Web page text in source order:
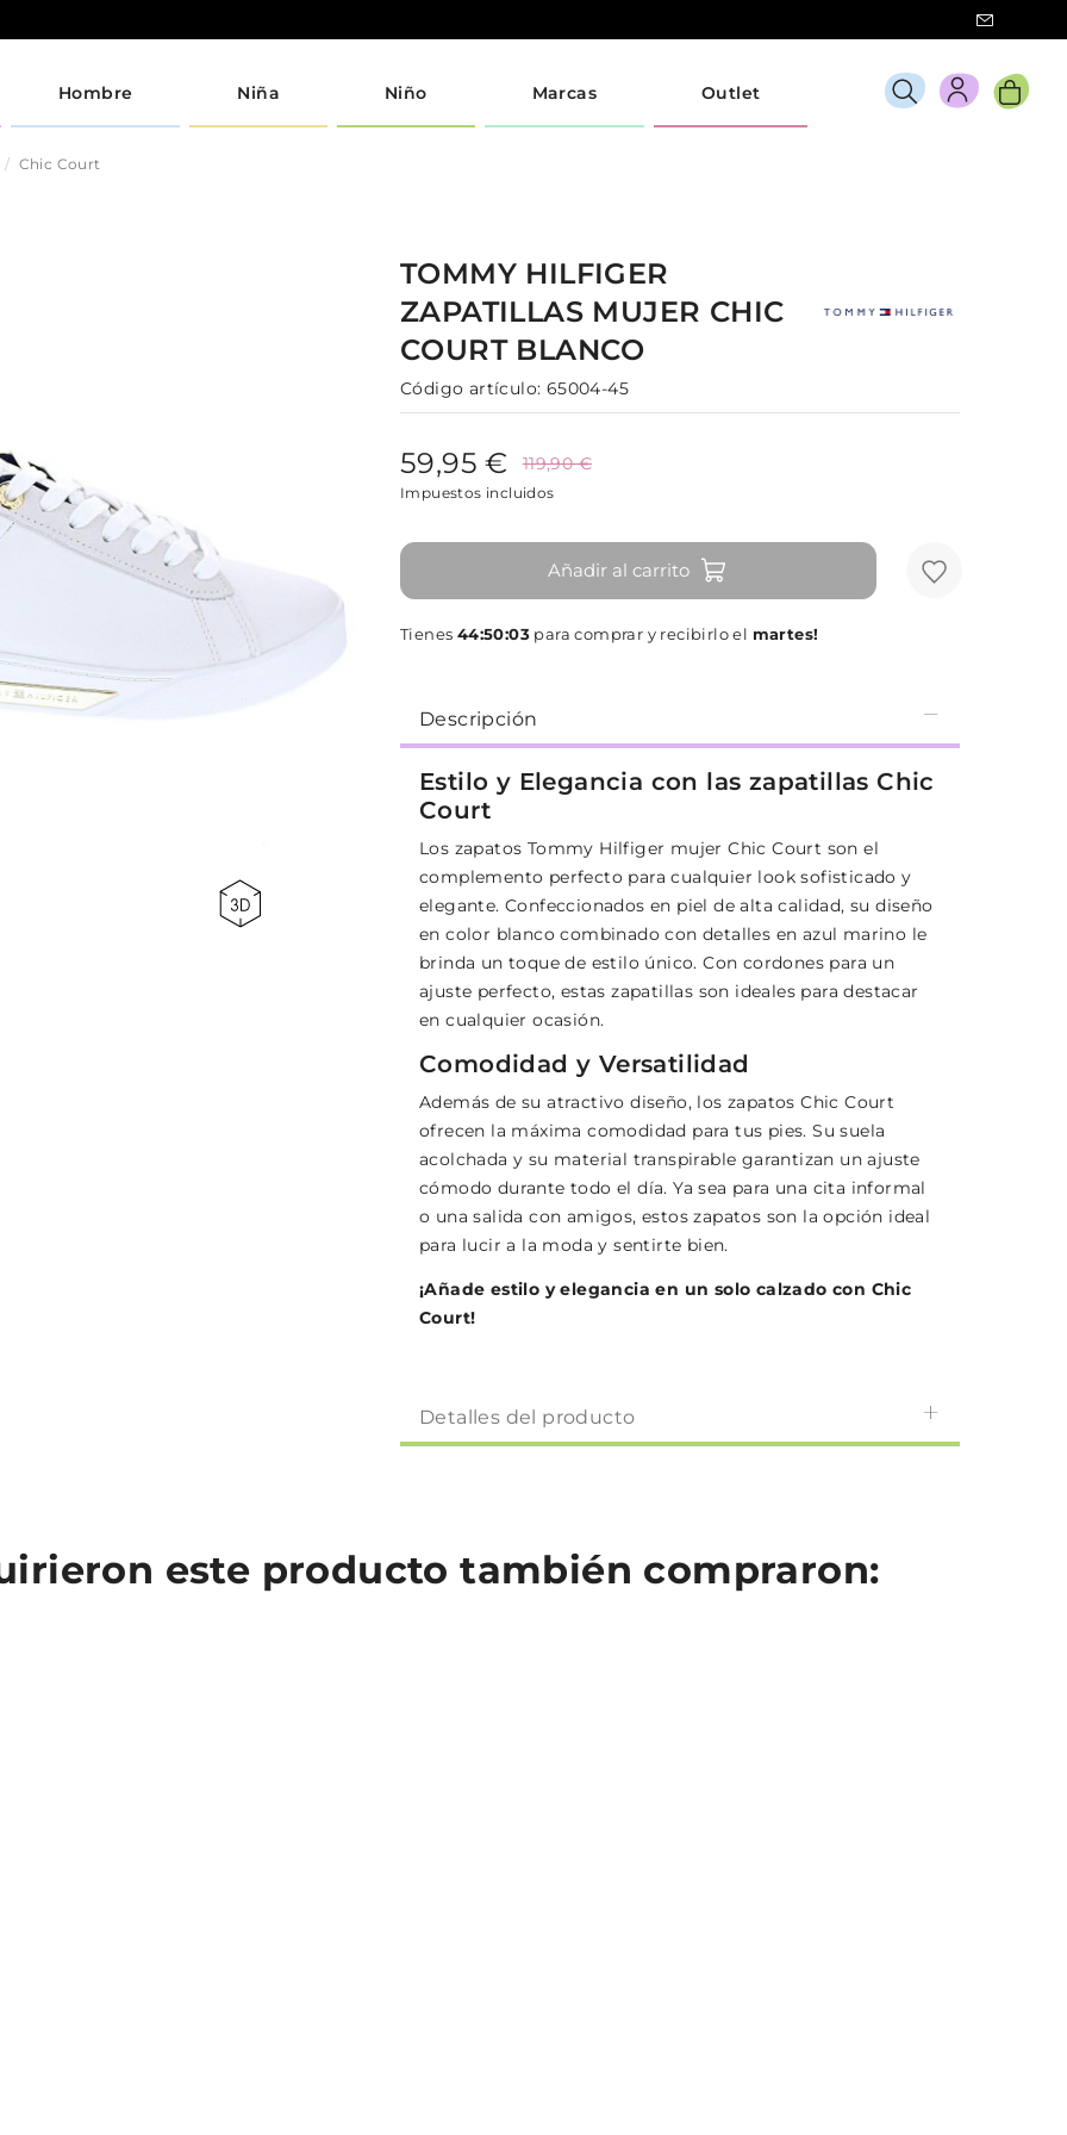
Hombre Niña Niño Marcas Outlet
Chic Court
TOMMY HILFIGER
ZAPATILLAS MUJER CHIC
COURT BLANCO
Código artículo: 65004-45
59,95 € 119,90 €
Impuestos incluidos
Añadir al carrito
Tienes 44:50:02 para comprar y recibirlo el martes!
Descripción
Estilo y Elegancia con las zapatillas Chic
Court
Los zapatos Tommy Hilfiger mujer Chic Court son el
complemento perfecto para cualquier look sofisticado y
elegante. Confeccionados en piel de alta calidad, su diseño
en color blanco combinado con detalles en azul marino le
brinda un toque de estilo único. Con cordones para un
ajuste perfecto, estas zapatillas son ideales para destacar
en cualquier ocasión.
Comodidad y Versatilidad
Además de su atractivo diseño, los zapatos Chic Court
ofrecen la máxima comodidad para tus pies. Su suela
acolchada y su material transpirable garantizan un ajuste
cómodo durante todo el día. Ya sea para una cita informal
o una salida con amigos, estos zapatos son la opción ideal
para lucir a la moda y sentirte bien.
¡Añade estilo y elegancia en un solo calzado con Chic
Court!
Detalles del producto
este producto también compraron: